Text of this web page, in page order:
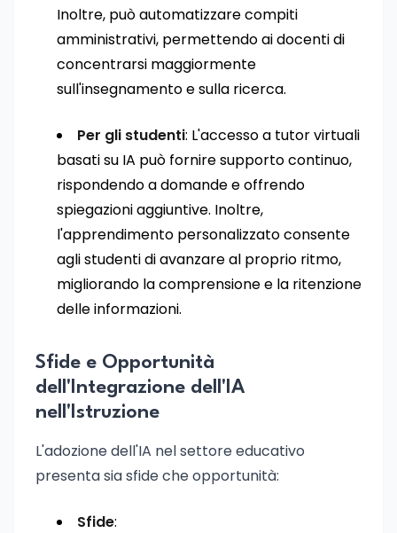
Inoltre, può automatizzare compiti
amministrativi, permettendo ai docenti di
concentrarsi maggiormente
sull'insegnamento e sulla ricerca.
Per gli studenti: L'accesso a tutor virtuali
basati su IA può fornire supporto continuo,
rispondendo a domande e offrendo
spiegazioni aggiuntive. Inoltre,
l'apprendimento personalizzato consente
agli studenti di avanzare al proprio ritmo,
migliorando la comprensione e la ritenzione
delle informazioni.
Sfide e Opportunità
dell'Integrazione dell'IA
nell'Istruzione
L'adozione dell'IA nel settore educativo
presenta sia sfide che opportunità:
Sfide: